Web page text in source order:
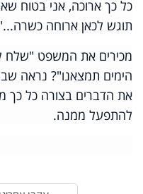
כל כך ארוכה, אני בטוח
תוגש לכאן ארוחה
מכירים את המשפט "שלח
הימים תמצאנו"? נראה
את הדברים בצורה כל
להתפעל ממנה.